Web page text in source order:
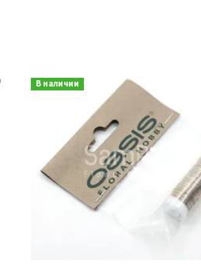
В наличии